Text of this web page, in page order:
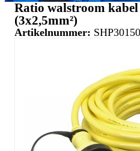
Ratio walstroom
(3x2,5mm²)
Artikelnummer: